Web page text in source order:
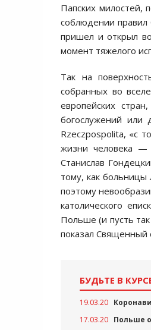
Папских милостей,
соблюдении правил
пришел и открыл
момент тяжелого
Так на
собранных во
европейских
богослужений или
Rzeczpospolita, «с
жизни человека —
Станислав
тому, как больницы
поэтому
католического
Польше (и пусть
показал Священный
БУДЬТЕ В
19.03.20
17.03.20 Польше